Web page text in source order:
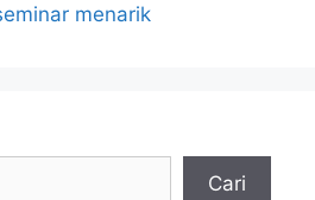
menarik
Cari